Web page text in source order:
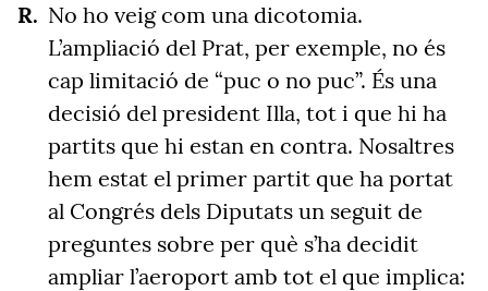
No ho veig com una dicotomia.
L’ampliació del Prat, per exemple, no és
cap limitació de “puc o no puc”. És una
decisió del president Illa, tot i que hi ha
partits que hi estan en contra. Nosaltres
hem estat el primer partit que ha portat
al Congrés dels Diputats un seguit de
preguntes sobre per què s’ha decidit
ampliar l’aeroport amb tot el que implica: